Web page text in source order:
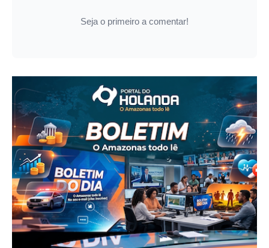
Seja o primeiro a comentar!